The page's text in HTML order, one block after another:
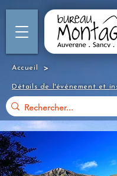
Accueil >